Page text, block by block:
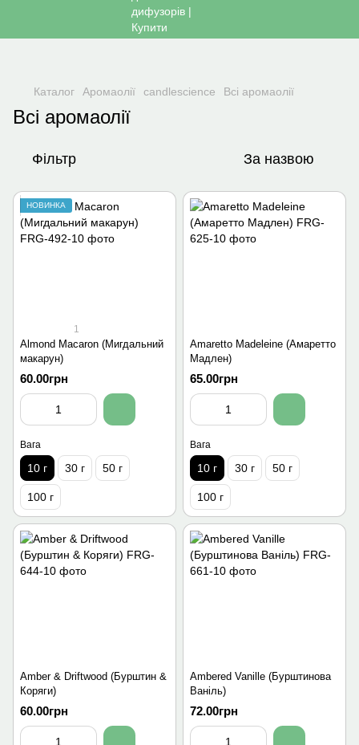
Каталог Аромаолії candlescience Всі аромаолії
Всі аромаолії
Фільтр За назвою
НОВИНКА
1
Almond Macaron (Мигдальний
макарун)
60.00грн
Вага
10 г 30 г 50 г
100 г
Amaretto Madeleine (Амаретто
Мадлен)
65.00грн
Вага
10 г 30 г 50 г
100 г
Amber & Driftwood (Бурштин &
Коряги)
60.00грн
Ambered Vanille (Бурштинова
Ваніль)
72.00грн